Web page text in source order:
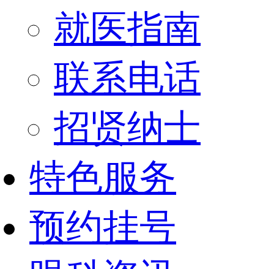
就医指南
联系电话
招贤纳士
特色服务
预约挂号